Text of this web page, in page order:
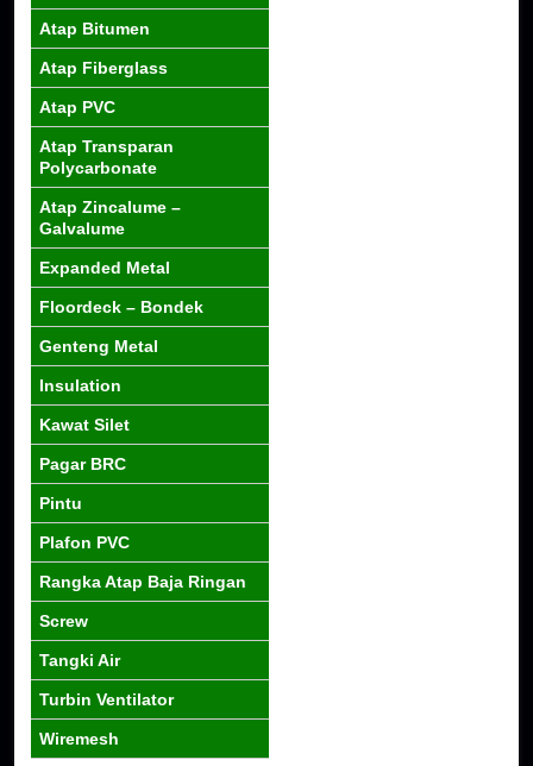
Atap Bitumen
Atap Fiberglass
Atap PVC
Atap Transparan
Polycarbonate
Atap Zincalume –
Galvalume
Expanded Metal
Floordeck – Bondek
Genteng Metal
Insulation
Kawat Silet
Pagar BRC
Pintu
Plafon PVC
Rangka Atap Baja Ringan
Screw
Tangki Air
Turbin Ventilator
Wiremesh